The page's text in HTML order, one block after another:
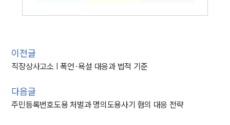
이전글
직장상사고소 | 폭언·욕설 대응과 법적 기준
다음글
주민등록번호도용 처벌과 명의도용사기 혐의 대응 전략